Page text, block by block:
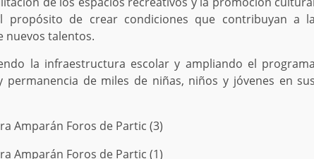
de crear condiciones que contribuyan a
nuevos talentos.
la infraestructura escolar y ampliando el
de miles de niñas, niños y jóvenes en